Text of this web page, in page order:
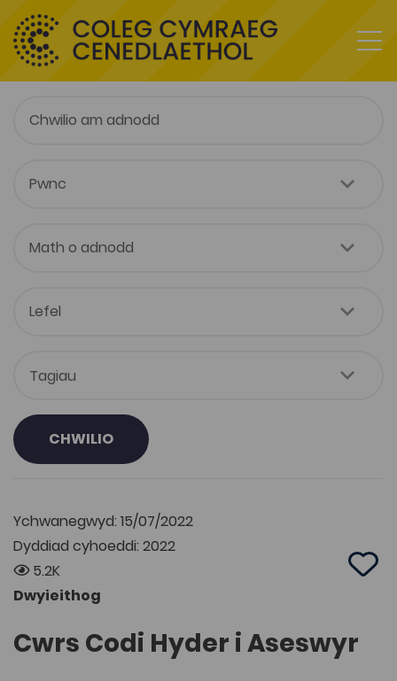
CHWILIO
Ychwanegwyd: 15/07/2022
Dyddiad cyhoeddi: 2022
5.2K
Dwyieithog
Add
Cwrs Codi Hyder i Aseswyr